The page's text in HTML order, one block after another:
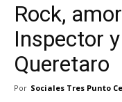
Rock,
Inspector
Queretaro
Por Sociales Tres Punto